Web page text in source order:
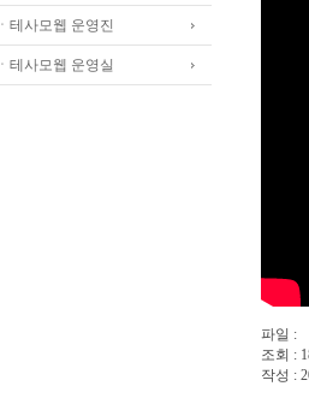
ㆍ테사모웹 운영진
ㆍ테사모웹 운영실
파일 :
조회 :
작성 :